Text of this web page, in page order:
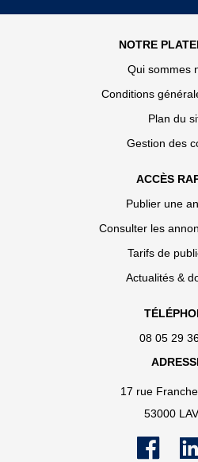
NOTRE
Qui sommes
Conditions
Plan du
Gestion des
ACCÈS
Publier une
Consulter les
Tarifs de
Actualités &
08 05 29
17 rue
53000